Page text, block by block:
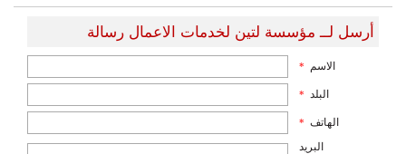
أرسل لــ مؤسسة لتين لخدمات الاعمال رسالة
الاسم *
البلد *
الهاتف *
البريد